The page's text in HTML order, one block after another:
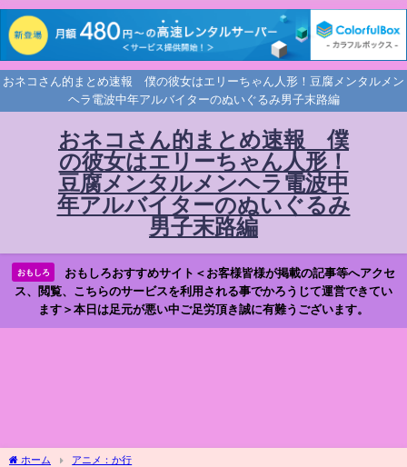
おネコさん的まとめ速報 僕の彼女はエリーちゃん人形！豆腐メンタルメン
ヘラ電波中年アルバイターのぬいぐるみ男子末路編
おネコさん的まとめ速報 僕
の彼女はエリーちゃん人形！
豆腐メンタルメンヘラ電波中
年アルバイターのぬいぐるみ
男子末路編
おもしろ
おもしろおすすめサイト＜お客様皆様が掲載の記事等へアクセ
ス、閲覧、こちらのサービスを利用される事でかろうじて運営できてい
ます＞本日は足元が悪い中ご足労頂き誠に有難うございます。
ホーム アニメ：か行